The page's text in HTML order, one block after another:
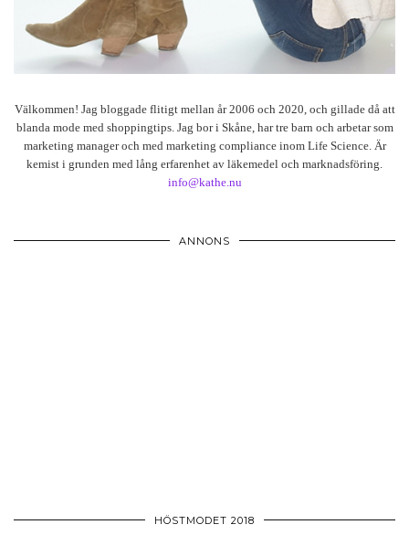
Välkommen! Jag bloggade flitigt mellan år 2006 och 2020, och gillade då att
blanda mode med shoppingtips. Jag bor i Skåne, har tre barn och arbetar som
marketing manager och med marketing compliance inom Life Science. Är
kemist i grunden med lång erfarenhet av läkemedel och marknadsföring.
info@kathe.nu
ANNONS
HÖSTMODET 2018